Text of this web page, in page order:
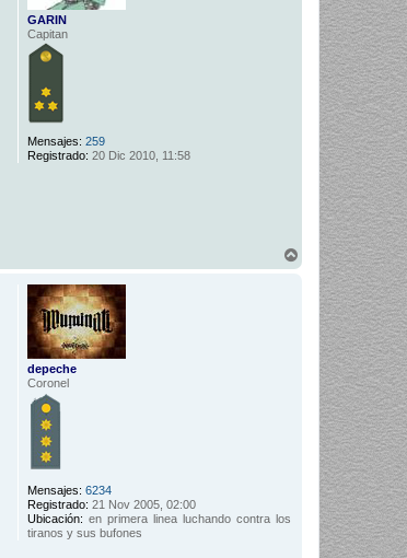
GARIN
Capitan
Mensajes: 259
Registrado: 20 Dic 2010, 11:58
r
depeche
Coronel
Mensajes: 6234
Registrado: 21 Nov 2005, 02:00
Ubicación: en primera linea luchando contra los
tiranos y sus bufones